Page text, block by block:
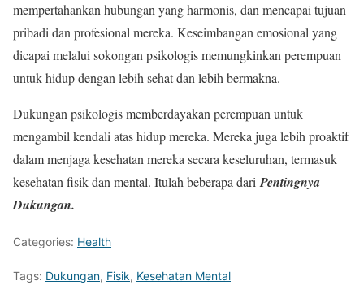
mempertahankan hubungan yang harmonis, dan mencapai tujuan
pribadi dan profesional mereka. Keseimbangan emosional yang
dicapai melalui sokongan psikologis memungkinkan perempuan
untuk hidup dengan lebih sehat dan lebih bermakna.
Dukungan psikologis memberdayakan perempuan untuk
mengambil kendali atas hidup mereka. Mereka juga lebih proaktif
dalam menjaga kesehatan mereka secara keseluruhan, termasuk
kesehatan fisik dan mental. Itulah beberapa dari Pentingnya
Dukungan.
Categories: Health
Tags: Dukungan, Fisik, Kesehatan Mental